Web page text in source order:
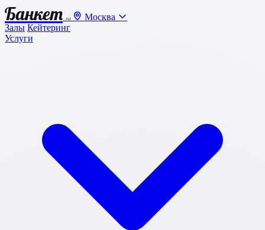
Банкет .ru
Москва
Залы Кейтеринг
Услуги